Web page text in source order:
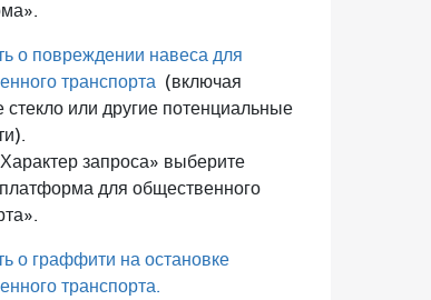
о повреждении навеса для
транспорта(включая
стекло или другие потенциальные
запроса» выберите
для общественного
о граффити на остановке
транспорта.